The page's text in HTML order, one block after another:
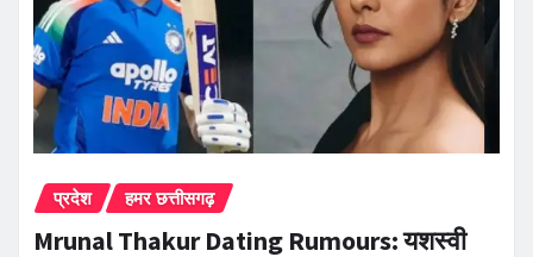
प्रदेश हमर छत्तीसगढ़
Mrunal Thakur Dating Rumours: यशस्वी